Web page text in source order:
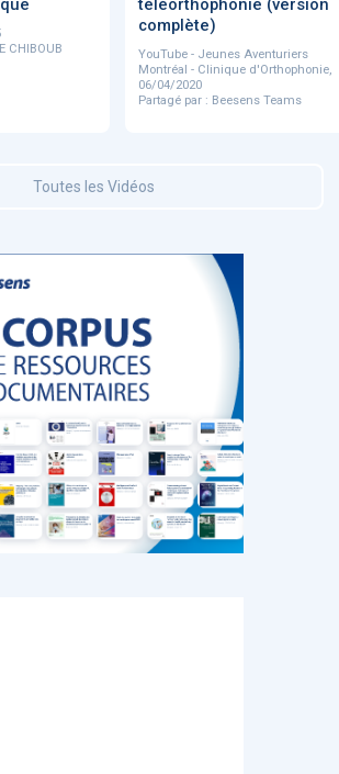
CHIBOUB
téléorthophonie (version
complète)
YouTube - Jeunes Aventuriers
Montréal - Clinique d'Orthophonie,
06/04/2020
Partagé par : Beesens Teams
Toutes les Vidéos